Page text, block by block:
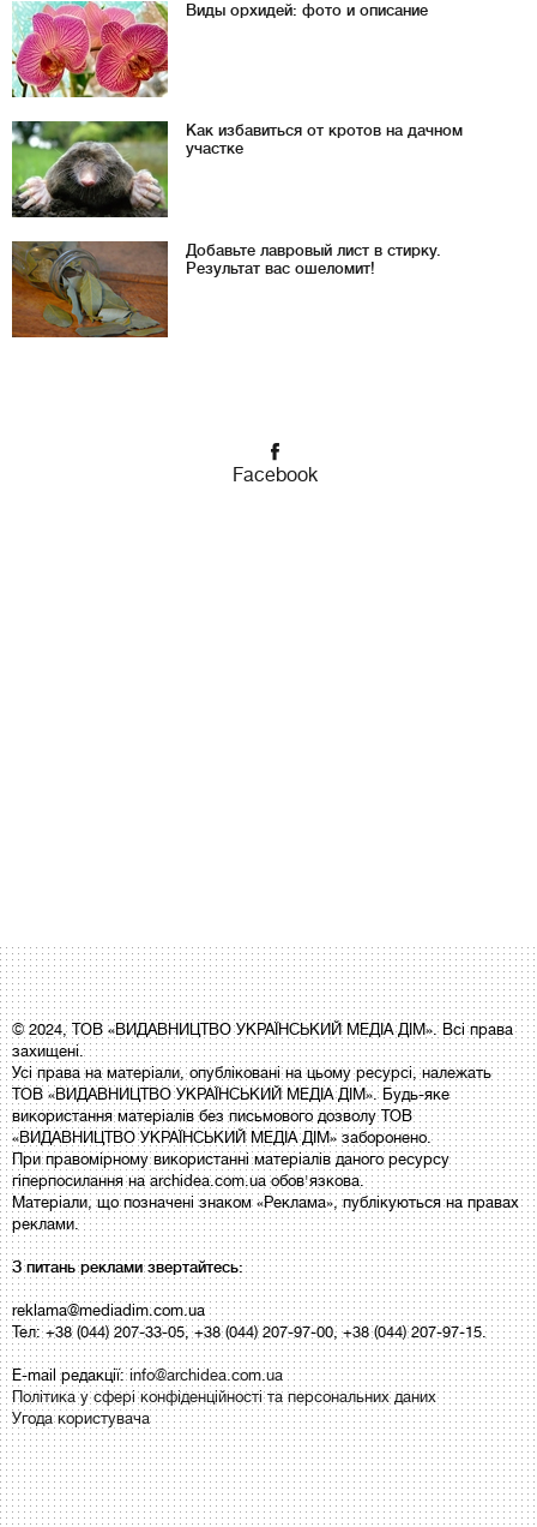
Виды орхидей: фото и описание
Как избавиться от кротов на дачном
участке
Добавьте лавровый лист в стирку.
Результат вас ошеломит!
Facebook
© 2024, ТОВ «ВИДАВНИЦТВО УКРАЇНСЬКИЙ МЕДІА ДІМ». Всі права
захищені.
Усі права на матеріали, опубліковані на цьому ресурсі, належать
ТОВ «ВИДАВНИЦТВО УКРАЇНСЬКИЙ МЕДІА ДІМ». Будь-яке
використання матеріалів без письмового дозволу ТОВ
«ВИДАВНИЦТВО УКРАЇНСЬКИЙ МЕДІА ДІМ» заборонено.
При правомірному використанні матеріалів даного ресурсу
гіперпосилання на archidea.com.ua обов'язкова.
Матеріали, що позначені знаком «Реклама», публікуються на правах
реклами.
З питань реклами звертайтесь:
reklama@mediadim.com.ua
Тел: +38 (044) 207-33-05, +38 (044) 207-97-00, +38 (044) 207-97-15.
E-mail редакції:info@archidea.com.ua
Політика у сфері конфіденційності та персональних даних
Угода користувача